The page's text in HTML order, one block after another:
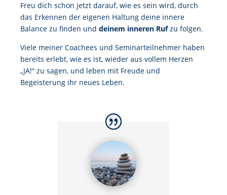
Freu dich schon jetzt darauf, wie es sein wird, durch
das Erkennen der eigenen Haltung deine innere
Balance zu finden und deinem inneren Rufzu folgen.
Viele meiner Coachees und Seminarteilnehmer haben
bereits erlebt, wie es ist, wieder aus vollem Herzen
„JA!“ zu sagen, und leben mit Freude und
Begeisterung ihr neues Leben.